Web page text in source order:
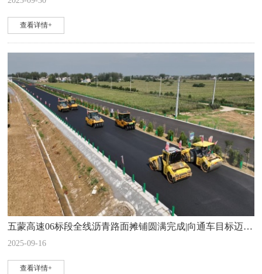
查看详情+
五蒙高速06标段全线沥青路面摊铺圆满完成|向通车目标迈进关键一步
2025-09-16
查看详情+